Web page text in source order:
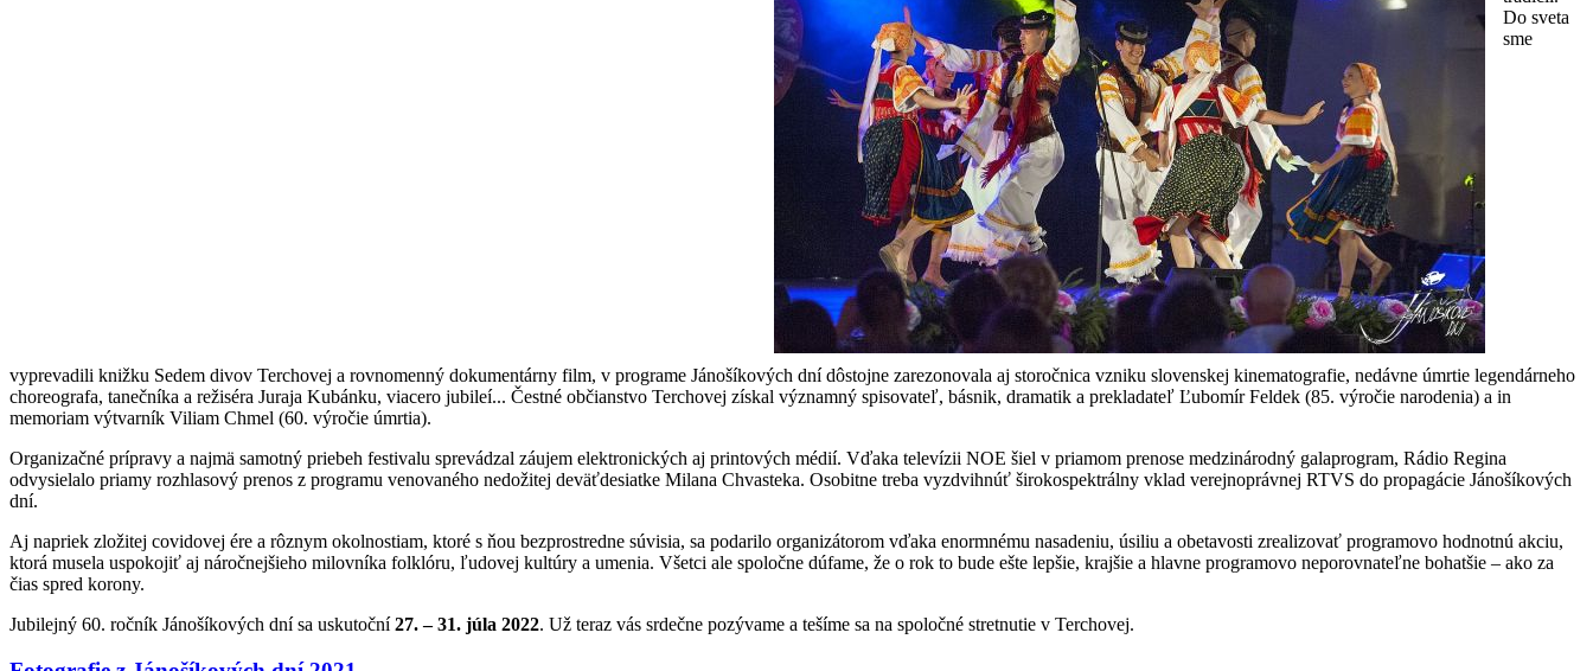
Do sveta
sme
vyprevadili knižku Sedem divov Terchovej a rovnomenný dokumentárny film, v programe Jánošíkových dní dôstojne zarezonovala aj storočnica vzniku slovenskej kinematografie, nedávne úmrtie legendárneho
choreografa, tanečníka a režiséra Juraja Kubánku, viacero jubileí... Čestné občianstvo Terchovej získal významný spisovateľ, básnik, dramatik a prekladateľ Ľubomír Feldek (85. výročie narodenia) a in
memoriam výtvarník Viliam Chmel (60. výročie úmrtia).
Organizačné prípravy a najmä samotný priebeh festivalu sprevádzal záujem elektronických aj printových médií. Vďaka televízii NOE šiel v priamom prenose medzinárodný galaprogram, Rádio Regina
odvysielalo priamy rozhlasový prenos z programu venovaného nedožitej deväťdesiatke Milana Chvasteka. Osobitne treba vyzdvihnúť širokospektrálny vklad verejnoprávnej RTVS do propagácie Jánošíkových
dní.
Aj napriek zložitej covidovej ére a rôznym okolnostiam, ktoré s ňou bezprostredne súvisia, sa podarilo organizátorom vďaka enormnému nasadeniu, úsiliu a obetavosti zrealizovať programovo hodnotnú akciu,
ktorá musela uspokojiť aj náročnejšieho milovníka folklóru, ľudovej kultúry a umenia. Všetci ale spoločne dúfame, že o rok to bude ešte lepšie, krajšie a hlavne programovo neporovnateľne bohatšie – ako za
čias spred korony.
Jubilejný 60. ročník Jánošíkových dní sa uskutoční27. – 31. júla 2022. Už teraz vás srdečne pozývame a tešíme sa na spoločné stretnutie v Terchovej.